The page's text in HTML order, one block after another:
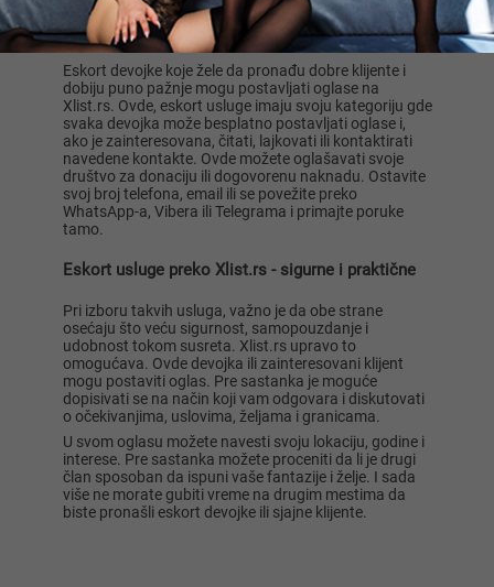
Eskort devojke (poslovna pratnja) biraju Xlist.rs
Eskort devojke koje žele da pronađu dobre klijente i
dobiju puno pažnje mogu postavljati oglase na
Xlist.rs. Ovde, eskort usluge imaju svoju kategoriju gde
svaka devojka može besplatno postavljati oglase i,
ako je zainteresovana, čitati, lajkovati ili kontaktirati
navedene kontakte. Ovde možete oglašavati svoje
društvo za donaciju ili dogovorenu naknadu. Ostavite
svoj broj telefona, email ili se povežite preko
WhatsApp-a, Vibera ili Telegrama i primajte poruke
tamo.
Eskort usluge preko Xlist.rs - sigurne i praktične
Pri izboru takvih usluga, važno je da obe strane
osećaju što veću sigurnost, samopouzdanje i
udobnost tokom susreta. Xlist.rs upravo to
omogućava. Ovde devojka ili zainteresovani klijent
mogu postaviti oglas. Pre sastanka je moguće
dopisivati se na način koji vam odgovara i diskutovati
o očekivanjima, uslovima, željama i granicama.
U svom oglasu možete navesti svoju lokaciju, godine i
interese. Pre sastanka možete proceniti da li je drugi
član sposoban da ispuni vaše fantazije i želje. I sada
više ne morate gubiti vreme na drugim mestima da
biste pronašli eskort devojke ili sjajne klijente.